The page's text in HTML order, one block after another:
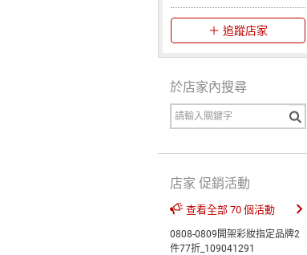
追蹤店家
於店家內搜尋
店家 促銷活動
查看全部 70 個活動
0808-0809開架彩妝指定品牌2
件77折_109041291